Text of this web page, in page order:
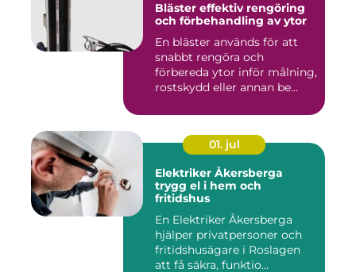
Bläster effektiv rengöring
och förbehandling av ytor
En bläster används för att
snabbt rengöra och
förbereda ytor inför målning,
rostskydd eller annan be...
01. jul
Elektriker Åkersberga
trygg el i hem och
fritidshus
En Elektriker Åkersberga
hjälper privatpersoner och
fritidshusägare i Roslagen
att få säkra, funktio...